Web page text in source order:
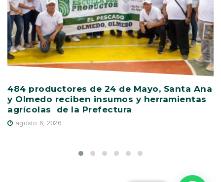
484 productores de 24 de Mayo, Santa Ana
y Olmedo reciben insumos y herramientas
agrícolas de la Prefectura
agosto 6, 2026